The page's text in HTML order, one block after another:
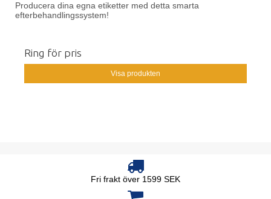
Producera dina egna etiketter med detta smarta
efterbehandlingssystem!
Ring för pris
Visa produkten
Fri frakt över 1599 SEK